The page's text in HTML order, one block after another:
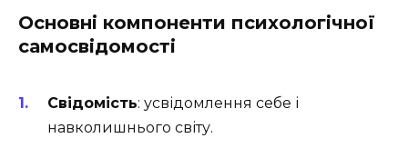
Основні компоненти психологічної
самосвідомості
Свідомість: усвідомлення себе і
навколишнього світу.